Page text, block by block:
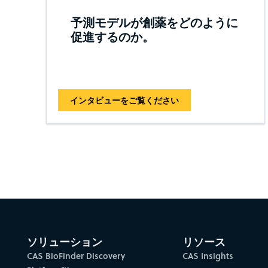
予測モデルが創薬をどのように
促進するのか。
インタビューをご覧ください
ソリューション
CAS BioFinder Discovery
リソース
CAS Insights